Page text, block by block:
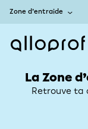
Zone d’entraide
La Zone
Retrouve ta